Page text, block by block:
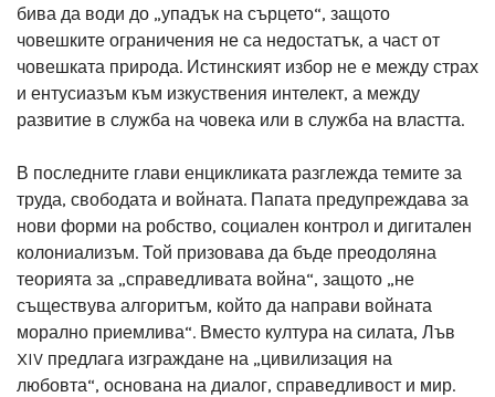
бива да води до „упадък на сърцето“, защото
човешките ограничения не са недостатък, а част от
човешката природа. Истинският избор не е между страх
и ентусиазъм към изкуствения интелект, а между
развитие в служба на човека или в служба на властта.
В последните глави енцикликата разглежда темите за
труда, свободата и войната. Папата предупреждава за
нови форми на робство, социален контрол и дигитален
колониализъм. Той призовава да бъде преодоляна
теорията за „справедливата война“, защото „не
съществува алгоритъм, който да направи войната
морално приемлива“. Вместо култура на силата, Лъв
XIV предлага изграждане на „цивилизация на
любовта“, основана на диалог, справедливост и мир.